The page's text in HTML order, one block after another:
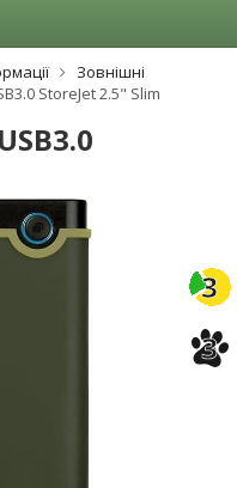
Зовнішні
StoreJet 2.5" Slim
3
3